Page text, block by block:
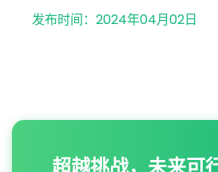
发布时间：2024年04月02日
超越挑战，未来可